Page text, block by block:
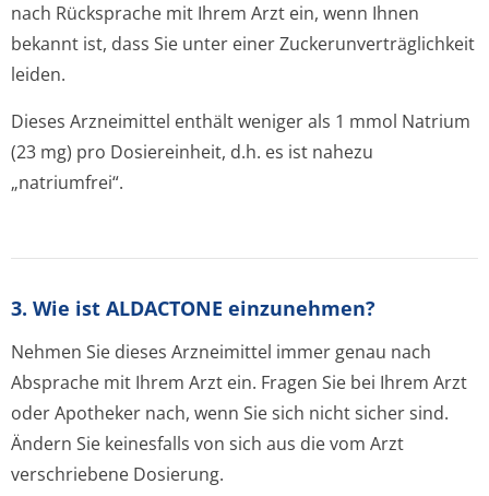
nach Rücksprache mit Ihrem Arzt ein, wenn Ihnen
bekannt ist, dass Sie unter einer Zuckerunverträglichke­it
leiden.
Dieses Arzneimittel enthält weniger als 1 mmol Natrium
(23 mg) pro Dosiereinheit, d.h. es ist nahezu
„natriumfrei“.
3. Wie ist ALDACTONE einzunehmen?
Nehmen Sie dieses Arzneimittel immer genau nach
Absprache mit Ihrem Arzt ein. Fragen Sie bei Ihrem Arzt
oder Apotheker nach, wenn Sie sich nicht sicher sind.
Ändern Sie keinesfalls von sich aus die vom Arzt
verschriebene Dosierung.